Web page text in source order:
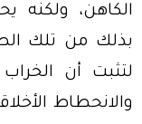
الكاهن، ولكنه
بذلك من تلك
لتثبت أن
والانحطاط